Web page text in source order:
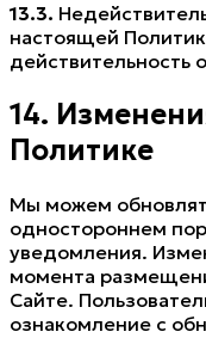
13.3.
настоящей
действительность
14.
Политике
Мы можем
одностороннем
уведомления.
момента
Сайте.
ознакомление с